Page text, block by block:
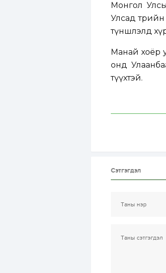
Монгол
Улсад
түншлэлд
Манай хоёр
онд
түүхтэй.
Сэтгэгдэл